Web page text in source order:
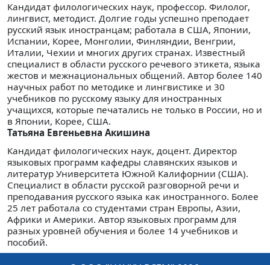
Кандидат филологических наук, профессор. Филолог,
лингвист, методист. Долгие годы успешно преподает
русский язык иностранцам; работала в США, Японии,
Испании, Корее, Монголии, Финляндии, Венгрии,
Италии, Чехии и многих других странах. Известный
специалист в области русского речевого этикета, языка
жестов и межнациональных общений. Автор более 140
научных работ по методике и лингвистике и 30
учебников по русскому языку для иностранных
учащихся, которые печатались не только в России, но и
в Японии, Корее, США.
Татьяна Евгеньевна Акишина
Кандидат филологических наук, доцент. Директор
языковых программ кафедры славянских языков и
литератур Университета Южной Калифорнии (США).
Специалист в области русской разговорной речи и
преподавания русского языка как иностранного. Более
25 лет работала со студентами стран Европы, Азии,
Африки и Америки. Автор языковых программ для
разных уровней обучения и более 14 учебников и
пособий.